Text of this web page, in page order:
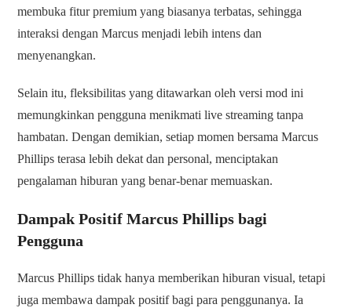
membuka fitur premium yang biasanya terbatas, sehingga
interaksi dengan Marcus menjadi lebih intens dan
menyenangkan.
Selain itu, fleksibilitas yang ditawarkan oleh versi mod ini
memungkinkan pengguna menikmati live streaming tanpa
hambatan. Dengan demikian, setiap momen bersama Marcus
Phillips terasa lebih dekat dan personal, menciptakan
pengalaman hiburan yang benar-benar memuaskan.
Dampak Positif Marcus Phillips bagi
Pengguna
Marcus Phillips tidak hanya memberikan hiburan visual, tetapi
juga membawa dampak positif bagi para penggunanya. Ia